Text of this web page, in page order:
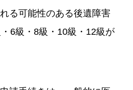
る可能性のある後遺障害
6級・8級・10級・12級が